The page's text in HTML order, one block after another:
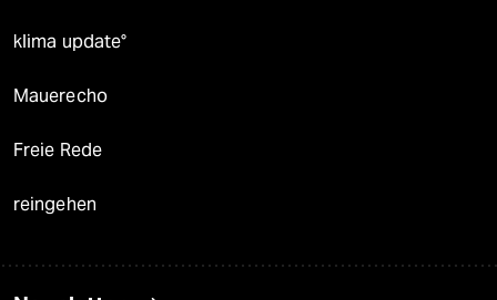
klima update°
Mauerecho
Freie Rede
reingehen